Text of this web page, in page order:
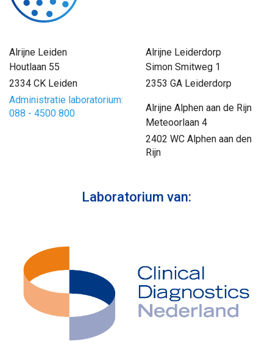
Alrijne Leiden
Houtlaan 55
2334 CK Leiden
Administratie laboratorium:
088 - 4500 800
Alrijne Leiderdorp
Simon Smitweg 1
2353 GA Leiderdorp
Alrijne Alphen aan de Rijn
Meteoorlaan 4
2402 WC Alphen aan den
Rijn
Laboratorium van: